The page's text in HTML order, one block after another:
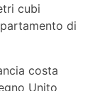
cubi
di
costa
Unito